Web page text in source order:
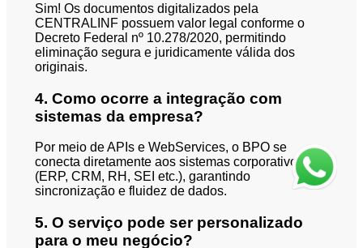
Sim! Os documentos digitalizados pela
CENTRALINF possuem valor legal conforme o
Decreto Federal nº 10.278/2020, permitindo
eliminação segura e juridicamente válida dos
originais.
4. Como ocorre a integração com
sistemas da empresa?
Por meio de APIs e WebServices, o BPO se
conecta diretamente aos sistemas corporativos
(ERP, CRM, RH, SEI etc.), garantindo
sincronização e fluidez de dados.
5. O serviço pode ser personalizado
para o meu negócio?